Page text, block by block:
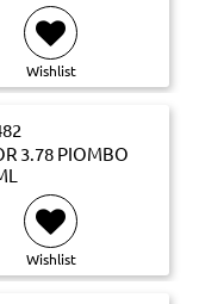
Wishlist
3.78 PIOMBO
Wishlist